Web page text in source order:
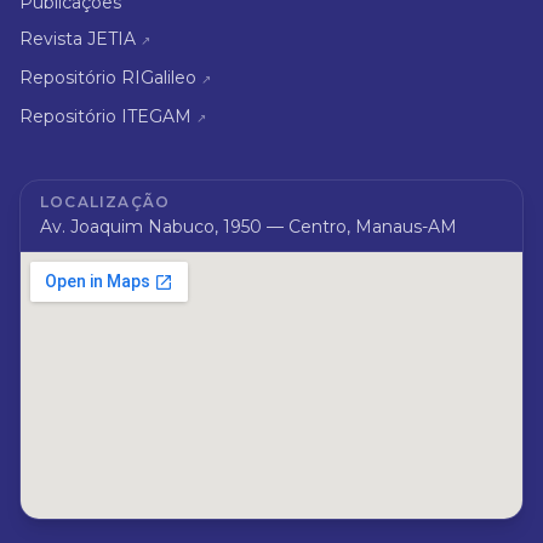
Revista JETIA ↗
Repositório RIGalileo ↗
Repositório ITEGAM ↗
LOCALIZAÇÃO
Av. Joaquim Nabuco, 1950 — Centro, Manaus-AM